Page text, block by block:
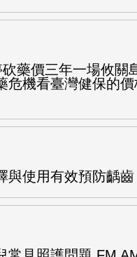
藥價三年一場攸關
危機看臺灣健保的
與使用有效預防齲齒